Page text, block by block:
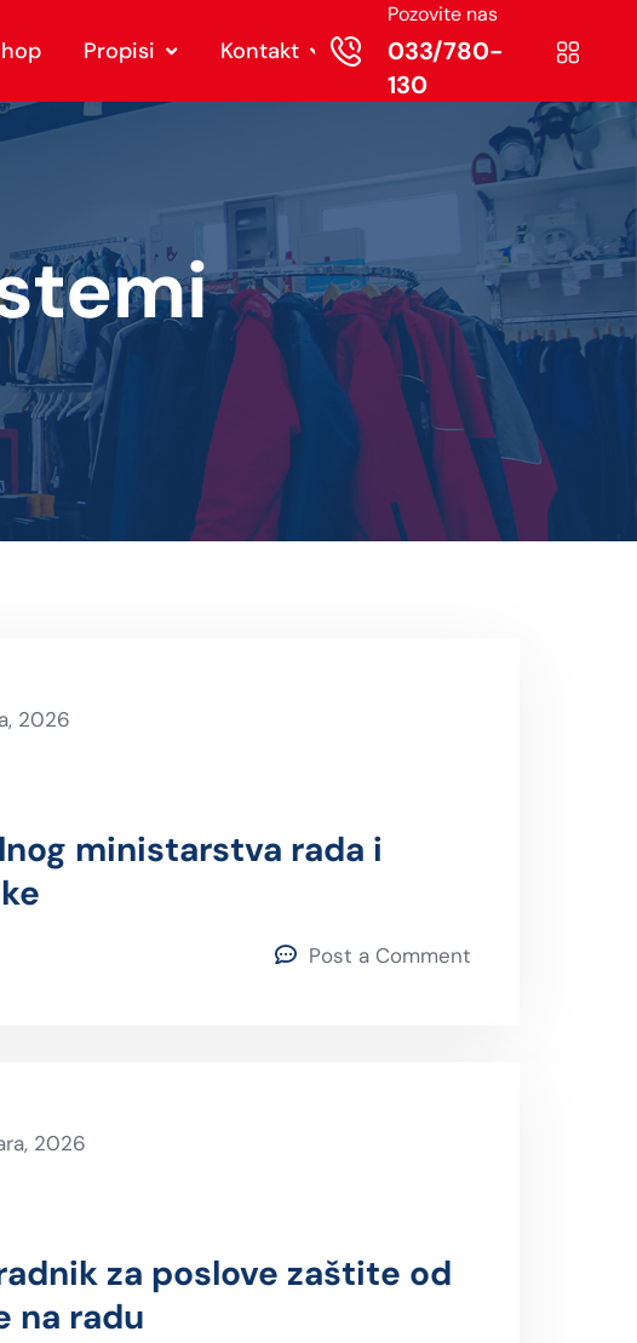
Propisi Kontakt
Pozovite nas
033/780-
130
2026
ministarstva rada i
Post a Comment
2026
za poslove zaštite od
na radu